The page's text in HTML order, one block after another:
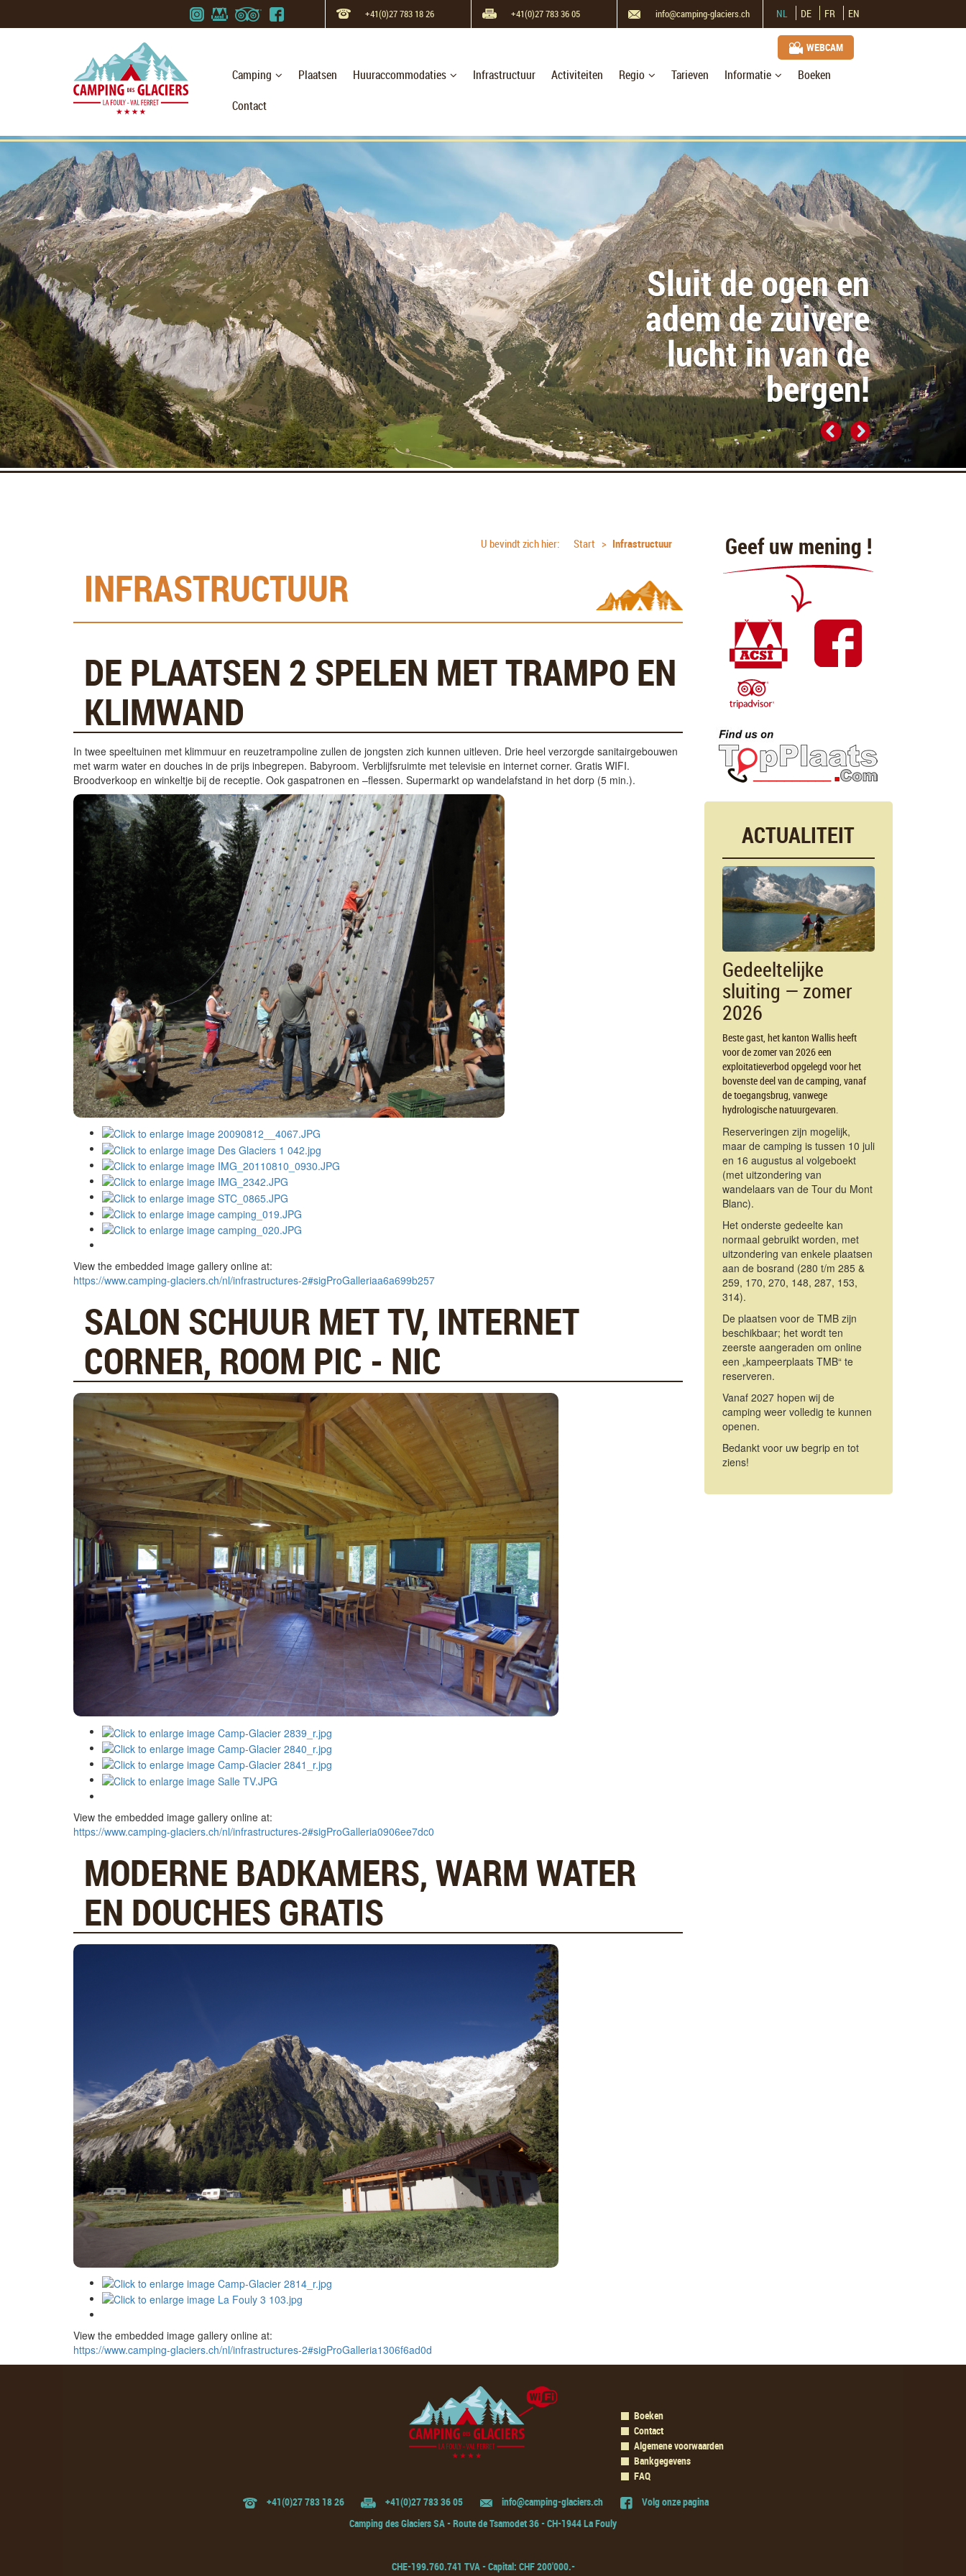
+41(0)27 783 18 26 +41(0)27 783 36 05 info@camping-glaciers.ch NL DE FR EN
WEBCAM
Camping Plaatsen Huuraccommodaties Infrastructuur Activiteiten Regio Tarieven Informatie
Boeken
Contact
Probleemloos
toegankelijk voor
grote caravans
U bevindt zich hier: Start Infrastructuur
INFRASTRUCTUUR
DE PLAATSEN 2 SPELEN MET TRAMPO EN
KLIMWAND
In twee speeltuinen met klimmuur en reuzetrampoline zullen de jongsten zich kunnen uitleven. Drie heel verzorgde sanitairgebouwen
met warm water en douches in de prijs inbegrepen. Babyroom. Verblijfsruimte met televisie en internet corner. Gratis WIFI.
Broodverkoop en winkeltje bij de receptie. Ook gaspatronen en –flessen. Supermarkt op wandelafstand in het dorp (5 min.).
View the embedded image gallery online at:
https://www.camping-glaciers.ch/nl/infrastructures-2#sigProGalleriaa6a699b257
SALON SCHUUR MET TV, INTERNET
CORNER, ROOM PIC - NIC
View the embedded image gallery online at:
https://www.camping-glaciers.ch/nl/infrastructures-2#sigProGalleria0906ee7dc0
MODERNE BADKAMERS, WARM WATER
EN DOUCHES GRATIS
View the embedded image gallery online at:
https://www.camping-glaciers.ch/nl/infrastructures-2#sigProGalleria1306f6ad0d
Geef uw mening !
ACTUALITEIT
Gedeeltelijke
sluiting — zomer
2026
Beste gast, het kanton Wallis heeft
voor de zomer van 2026 een
exploitatieverbod opgelegd voor het
bovenste deel van de camping, vanaf
de toegangsbrug, vanwege
hydrologische natuurgevaren.
Reserveringen zijn mogelijk,
maar de camping is tussen 10 juli
en 16 augustus al volgeboekt
(met uitzondering van
wandelaars van de Tour du Mont
Blanc).
Het onderste gedeelte kan
normaal gebruikt worden, met
uitzondering van enkele plaatsen
aan de bosrand (280 t/m 285 &
259, 170, 270, 148, 287, 153,
314).
De plaatsen voor de TMB zijn
beschikbaar; het wordt ten
zeerste aangeraden om online
een „kampeerplaats TMB“ te
reserveren.
Vanaf 2027 hopen wij de
camping weer volledig te kunnen
openen.
Bedankt voor uw begrip en tot
ziens!
Boeken
Contact
Algemene voorwaarden
Bankgegevens
FAQ
+41(0)27 783 18 26
+41(0)27 783 36 05 info@camping-glaciers.ch
Volg onze pagina
Camping des Glaciers SA - Route de Tsamodet 36 - CH-1944 La Fouly
CHE-199.760.741 TVA - Capital: CHF 200'000.-